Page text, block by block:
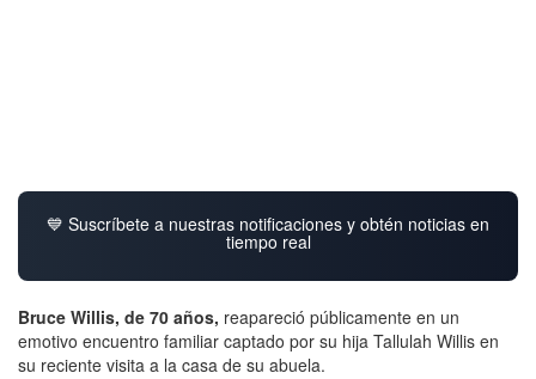
💙 Suscríbete a nuestras notificaciones y obtén noticias en
tiempo real
Bruce Willis, de 70 años, reapareció públicamente en un
emotivo encuentro familiar captado por su hija Tallulah Willis en
su reciente visita a la casa de su abuela.